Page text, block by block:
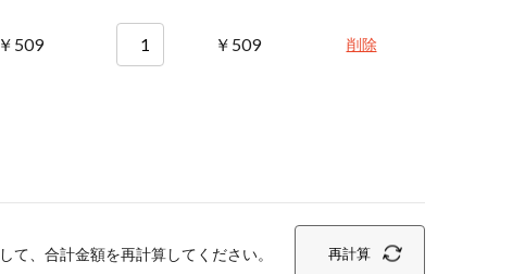
￥509 ￥509 削除
、合計金額を再計算してください。 再計算